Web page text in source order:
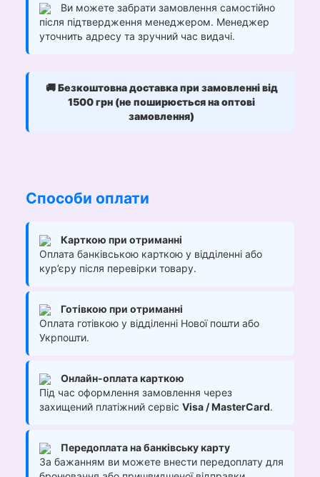
Ви можете забрати замовлення самостійно
після підтвердження менеджером. Менеджер
уточнить адресу та зручний час видачі.
🚚Безкоштовна доставка при замовленні від
1500 грн (не поширюється на оптові
замовлення)
Способи оплати
Карткою при отриманні
Оплата банківською карткою у відділенні або
кур’єру після перевірки товару.
Готівкою при отриманні
Оплата готівкою у відділенні Нової пошти або
Укрпошти.
Онлайн-оплата карткою
Під час оформлення замовлення через
захищений платіжний сервіс Visa / MasterCard.
Передоплата на банківську карту
За бажанням ви можете внести передоплату для